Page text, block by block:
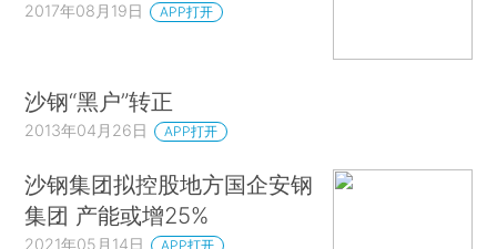
2017年08月19日 APP打开
沙钢“黑户”转正
2013年04月26日 APP打开
沙钢集团拟控股地方国企安钢
集团 产能或增25%
2021年05月14日 APP打开